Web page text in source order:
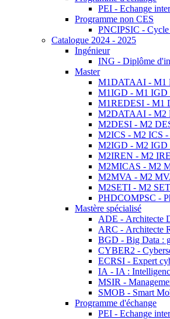
PEI - Echange
Programme non CES
PNCIPSIC -
Catalogue 2024 - 2025
Ingénieur
ING - Diplôme
Master
M1DATAAI - M1
M1IGD - M1 IGD
M1REDESI - M1
M2DATAAI - M2
M2DESI - M2
M2ICS - M2 ICS -
M2IGD - M2 IGD
M2IREN - M2
M2MICAS - M2
M2MVA - M2
M2SETI - M2
PHDCOMPSC -
Mastère spécialisé
ADE - Architecte
ARC - Architecte
BGD - Big Data :
CYBER2 -
ECRSI - Expert
IA - IA :
MSIR -
SMOB - Smart
Programme d'échange
PEI - Echange